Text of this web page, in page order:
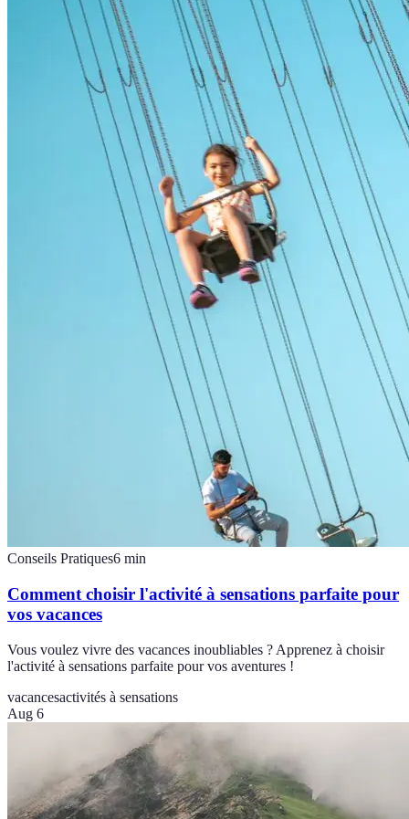
Conseils Pratiques6 min
Comment choisir l'activité à sensations parfaite pour
vos vacances
Vous voulez vivre des vacances inoubliables ? Apprenez à choisir
l'activité à sensations parfaite pour vos aventures !
vacancesactivités à sensations
Aug 6